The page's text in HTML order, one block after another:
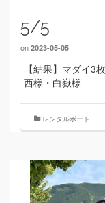
5/5
on 2023-05-05
【結果】マダイ
西様・白嶽様
レンタルボート